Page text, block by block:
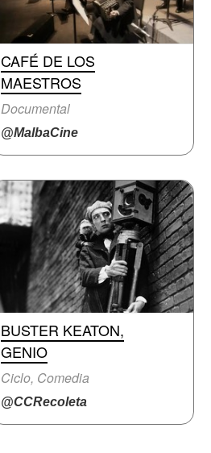
CAFÉ DE LOS
MAESTROS
Documental
@MalbaCine
BUSTER KEATON,
GENIO
Ciclo, Comedia
@CCRecoleta